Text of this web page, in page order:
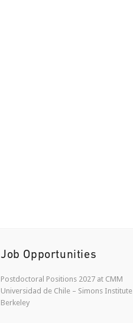
Job Opportunities
Postdoctoral Positions 2027 at CMM
Universidad de Chile – Simons Institute
Berkeley